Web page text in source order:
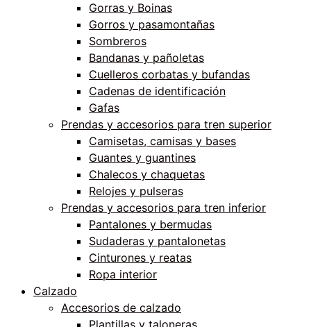
Gorras y Boinas
Gorros y pasamontañas
Sombreros
Bandanas y pañoletas
Cuelleros corbatas y bufandas
Cadenas de identificación
Gafas
Prendas y accesorios para tren superior
Camisetas, camisas y bases
Guantes y guantines
Chalecos y chaquetas
Relojes y pulseras
Prendas y accesorios para tren inferior
Pantalones y bermudas
Sudaderas y pantalonetas
Cinturones y reatas
Ropa interior
Calzado
Accesorios de calzado
Plantillas y taloneras